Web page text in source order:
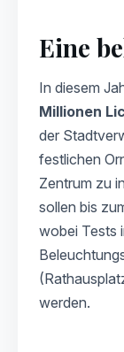
Eine
In diesem
Millionen
der
festlichen
Zentrum zu
sollen bis
wobei Tests
werden.